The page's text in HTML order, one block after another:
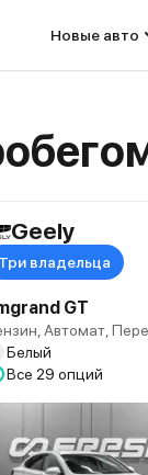
Новые авто
Geely
Три владельца
GT
Автомат,
Белый
Все 29 опций